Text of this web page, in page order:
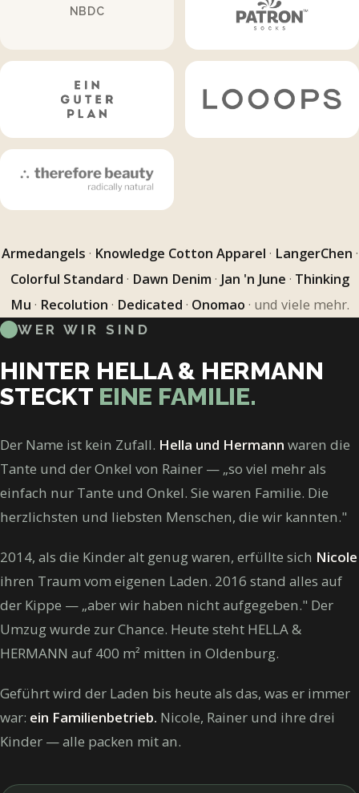
NBDC
Armedangels · Knowledge Cotton Apparel · LangerChen ·
Colorful Standard · Dawn Denim · Jan 'n June · Thinking
Mu · Recolution · Dedicated · Onomao · und viele mehr.
WER WIR SIND
HINTER HELLA & HERMANN
STECKT EINE FAMILIE.
Der Name ist kein Zufall. Hella und Hermann waren die
Tante und der Onkel von Rainer — „so viel mehr als
einfach nur Tante und Onkel. Sie waren Familie. Die
herzlichsten und liebsten Menschen, die wir kannten."
2014, als die Kinder alt genug waren, erfüllte sich Nicole
ihren Traum vom eigenen Laden. 2016 stand alles auf
der Kippe — „aber wir haben nicht aufgegeben." Der
Umzug wurde zur Chance. Heute steht HELLA &
HERMANN auf 400 m² mitten in Oldenburg.
Geführt wird der Laden bis heute als das, was er immer
war: ein Familienbetrieb. Nicole, Rainer und ihre drei
Kinder — alle packen mit an.